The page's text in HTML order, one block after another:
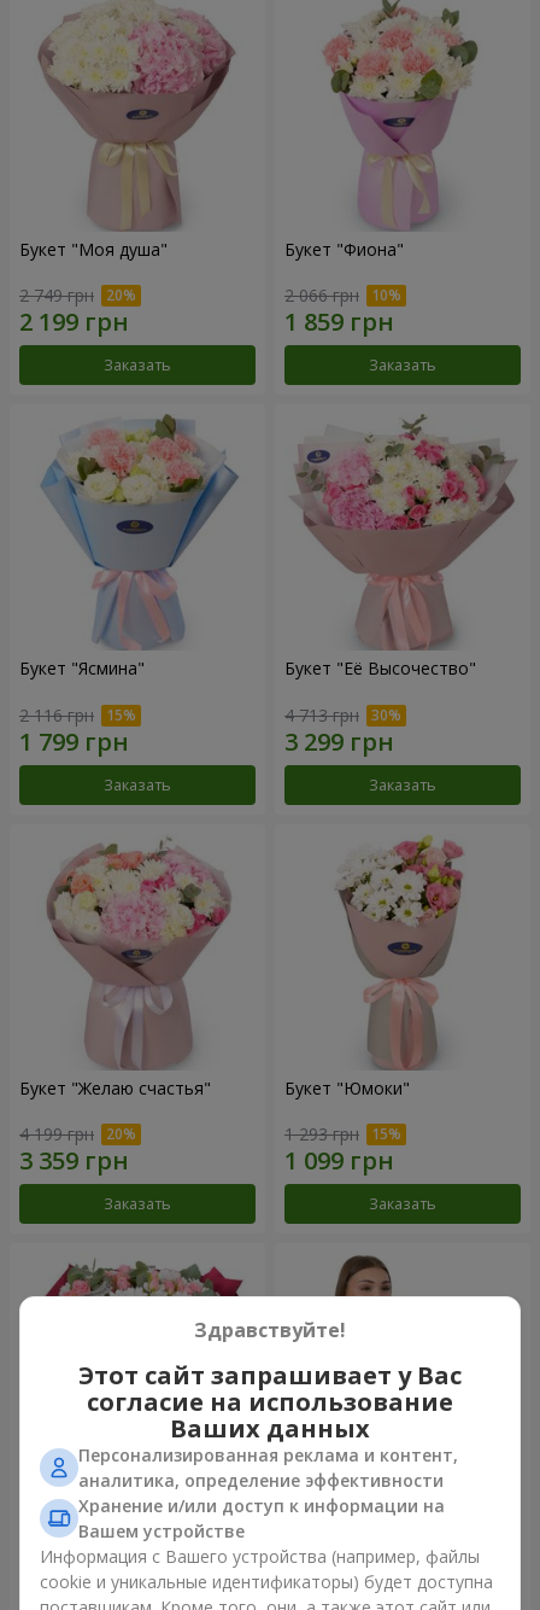
Букет "Моя душа"
2 749 грн
Заказать
Букет "Фиона"
2 066 грн
Заказать
Букет "Ясмина"
2 116 грн
Заказать
Букет "Её Высочество"
4 713 грн
Заказать
Букет "Желаю счастья"
4 199 грн
Заказать
Букет "Юмоки"
1 293 грн
Заказать
Букет "Очарование
нежности"
3 624 грн
Композиция "Белоснежная
гармония"
3 279 грн
Здравствуйте!
Этот сайт запрашивает у Вас
согласие на использование
Ваших данных
Персонализированная реклама и контент,
аналитика, определение эффективности
Хранение и/или доступ к информации на
Вашем устройстве
Информация с Вашего устройства (например, файлы
cookie и уникальные идентификаторы) будет доступна